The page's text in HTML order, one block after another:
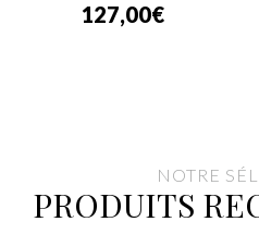
127,00€
NOTRE
PRODUITS